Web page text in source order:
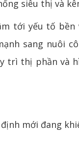
siêu thị và
tới yếu tố
sang nuôi
trì thị phần và
mới đang